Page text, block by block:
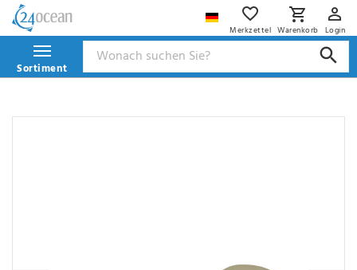
Merkzettel Warenkorb Login
Sortiment